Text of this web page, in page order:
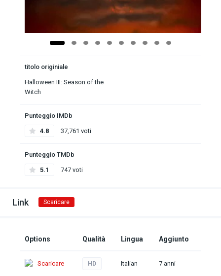
titolo originiale
Halloween III: Season of the
Witch
Punteggio IMDb
4.8 37,761 voti
Punteggio TMDb
5.1 747 voti
Link Scaricare
Options Qualità Lingua Aggiunto
Scaricare HD Italian 7 anni